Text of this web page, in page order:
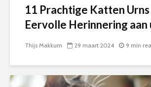
11 Prachtige Katten
Eervolle Herinnering aan
Thijs Makkum 29 maart 2024 9 min